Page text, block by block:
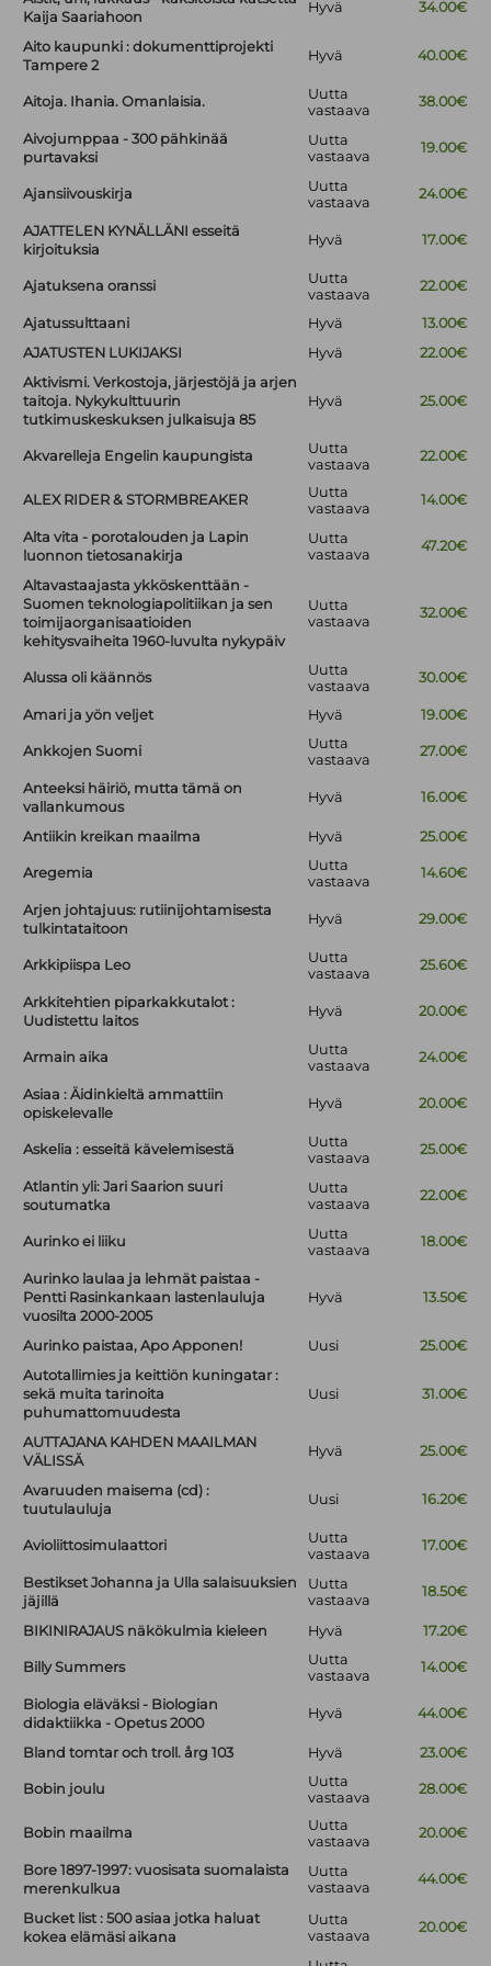
Kaija Saariahoon
Hyvä 34.00€
Aito kaupunki : dokumenttiprojekti
Tampere 2
Hyvä 40.00€
Aitoja. Ihania. Omanlaisia.
Uutta
vastaava
38.00€
Aivojumppaa - 300 pähkinää
purtavaksi
Uutta
vastaava
19.00€
Ajansiivouskirja
Uutta
vastaava
24.00€
AJATTELEN KYNÄLLÄNI esseitä
kirjoituksia
Hyvä 17.00€
Ajatuksena oranssi
Uutta
vastaava
22.00€
Ajatussulttaani Hyvä
13.00€
AJATUSTEN LUKIJAKSI
Hyvä
22.00€
Aktivismi. Verkostoja, järjestöjä ja arjen
taitoja. Nykykulttuurin
tutkimuskeskuksen julkaisuja 85
Hyvä 25.00€
Akvarelleja Engelin kaupungista
Uutta
vastaava
22.00€
ALEX RIDER & STORMBREAKER
Uutta
vastaava
14.00€
Alta vita - porotalouden ja Lapin
luonnon tietosanakirja
Uutta
vastaava
47.20€
Altavastaajasta ykköskenttään -
Suomen teknologiapolitiikan ja sen
toimijaorganisaatioiden
kehitysvaiheita 1960-luvulta nykypäiv
Uutta
vastaava
32.00€
Alussa oli käännös
Uutta
vastaava
30.00€
Amari ja yön veljet Hyvä 19.00€
Ankkojen Suomi
Uutta
vastaava
27.00€
Anteeksi häiriö, mutta tämä on
vallankumous
Hyvä 16.00€
Antiikin kreikan maailma Hyvä 25.00€
Aregemia
Uutta
vastaava
14.60€
Arjen johtajuus: rutiinijohtamisesta
tulkintataitoon
Hyvä 29.00€
Arkkipiispa Leo
Uutta
vastaava
25.60€
Arkkitehtien piparkakkutalot :
Uudistettu laitos
Hyvä 20.00€
Armain aika
Uutta
vastaava
24.00€
Asiaa : Äidinkieltä ammattiin
opiskelevalle
Hyvä 20.00€
Askelia : esseitä kävelemisestä
Uutta
vastaava
25.00€
Atlantin yli: Jari Saarion suuri
soutumatka
Uutta
vastaava
22.00€
Aurinko ei liiku
Uutta
vastaava
18.00€
Aurinko laulaa ja lehmät paistaa -
Pentti Rasinkankaan lastenlauluja
vuosilta 2000-2005
Hyvä 13.50€
Aurinko paistaa, Apo Apponen! Uusi
25.00€
Autotallimies ja keittiön kuningatar :
sekä muita tarinoita
puhumattomuudesta
Uusi 31.00€
AUTTAJANA KAHDEN MAAILMAN
VÄLISSÄ
Hyvä 25.00€
Avaruuden maisema (cd) :
tuutulauluja
Uusi 16.20€
Avioliittosimulaattori
Uutta
vastaava
17.00€
Bestikset Johanna ja Ulla salaisuuksien
jäjillä
Uutta
vastaava
18.50€
BIKINIRAJAUS näkökulmia kieleen Hyvä 17.20€
Billy Summers
Uutta
vastaava
14.00€
Biologia eläväksi - Biologian
didaktiikka - Opetus 2000
Hyvä 44.00€
Bland tomtar och troll. årg 103 Hyvä 23.00€
Bobin joulu
Uutta
vastaava
28.00€
Bobin maailma
Uutta
vastaava
20.00€
Bore 1897-1997: vuosisata suomalaista
merenkulkua
Uutta
vastaava
44.00€
Bucket list : 500 asiaa jotka haluat
kokea elämäsi aikana
Uutta
vastaava
20.00€